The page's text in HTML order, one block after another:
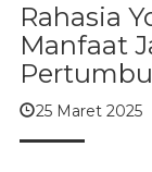
Rahasia
Manfaat
25 Maret 2025